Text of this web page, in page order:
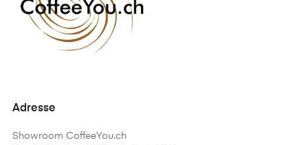
Adresse
Showroom CoffeeYou.ch